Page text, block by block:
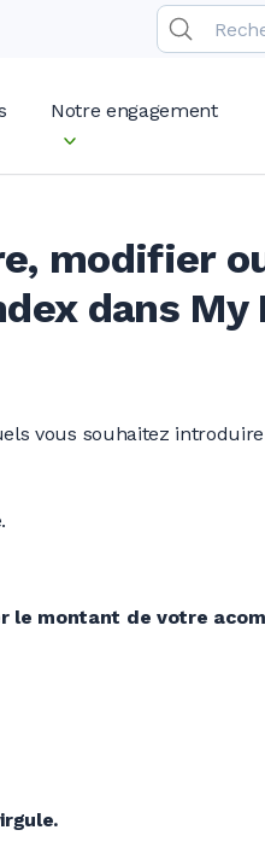
Notre engagement
modifier
dans My
vous souhaitez introduire
le montant de votre